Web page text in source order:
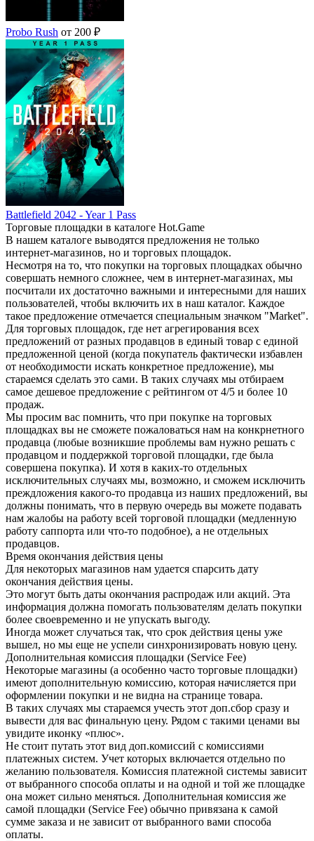
Probo Rush от 200 ₽
Battlefield 2042 - Year 1 Pass
Торговые площадки в каталоге Hot.Game
В нашем каталоге выводятся предложения не только
интернет-магазинов, но и торговых площадок.
Несмотря на то, что покупки на торговых площадках обычно
совершать немного сложнее, чем в интернет-магазинах, мы
посчитали их достаточно важными и интересными для наших
пользователей, чтобы включить их в наш каталог. Каждое
такое предложение отмечается специальным значком "Market".
Для торговых площадок, где нет агрегирования всех
предложений от разных продавцов в единый товар с единой
предложенной ценой (когда покупатель фактически избавлен
от необходимости искать конкретное предложение), мы
стараемся сделать это сами. В таких случаях мы отбираем
самое дешевое предложение с рейтингом от 4/5 и более 10
продаж.
Мы просим вас помнить, что при покупке на торговых
площадках вы не сможете пожаловаться нам на конкрнетного
продавца (любые возникшие проблемы вам нужно решать с
продавцом и поддержкой торговой площадки, где была
совершена покупка). И хотя в каких-то отдельных
исключительных случаях мы, возможно, и сможем исключить
преждложения какого-то продавца из наших предложений, вы
должны понимать, что в первую очередь вы можете подавать
нам жалобы на работу всей торговой площадки (медленную
работу саппорта или что-то подобное), а не отдельных
продавцов.
Время окончания действия цены
Для некоторых магазинов нам удается спарсить дату
окончания действия цены.
Это могут быть даты окончания распродаж или акций. Эта
информация должна помогать пользователям делать покупки
более своевременно и не упускать выгоду.
Иногда может случаться так, что срок действия цены уже
вышел, но мы еще не успели синхронизировать новую цену.
Дополнительная комиссия площадки (Service Fee)
Некоторые магазины (а особенно часто торговые площадки)
имеют дополнительную комиссию, которая начисляется при
оформлении покупки и не видна на странице товара.
В таких случаях мы стараемся учесть этот доп.сбор сразу и
вывести для вас финальную цену. Рядом с такими ценами вы
увидите иконку «плюс».
Не стоит путать этот вид доп.комиссий с комиссиями
платежных систем. Учет которых включается отдельно по
желанию пользователя. Комиссия платежной системы зависит
от выбранного способа оплаты и на одной и той же площадке
она может сильно меняться. Дополнительная комиссия же
самой площадки (Service Fee) обычно привязана к самой
сумме заказа и не зависит от выбранного вами способа
оплаты.